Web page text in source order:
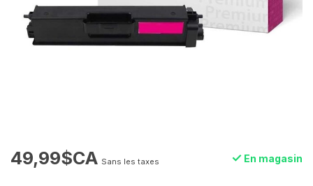
49,99$CA Sans les taxes En magasin